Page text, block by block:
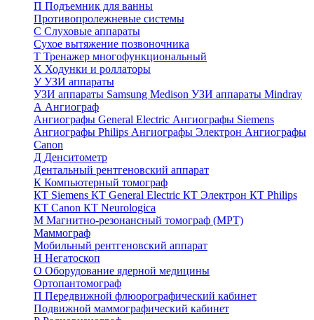
П Подъемник для ванны
Противопролежневые системы
С Слуховые аппараты
Сухое вытяжение позвоночника
Т Тренажер многофункциональный
Х Ходунки и роллаторы
УУЗИ аппараты
УЗИ аппараты Samsung Medison УЗИ аппараты Mindray
А Ангиограф
Ангиографы General Electric Ангиографы Siemens
Ангиографы Philips Ангиографы Электрон Ангиографы
Canon
Д Денситометр
Дентальный рентгеновский аппарат
К Компьютерный томограф
КТ Siemens КТ General Electric КТ Электрон КТ Philips
КТ Canon КТ Neurologica
М Магнитно-резонансный томограф (МРТ)
Маммограф
Мобильный рентгеновский аппарат
Н Негатоскоп
О Оборудование ядерной медицины
Ортопантомограф
П Передвижной флюорографический кабинет
Подвижной маммографический кабинет